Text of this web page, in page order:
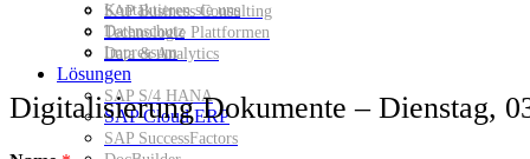
SAP Business Consulting
Technologie Plattformen
Data & Analytics
Lösungen
SAP S/4 HANA
SAP Cloud ERP
SAP SuccessFactors
Kontaktieren sie uns
Datenschutz
Impressum
Digitalisierung Dokumente – Dienstag,